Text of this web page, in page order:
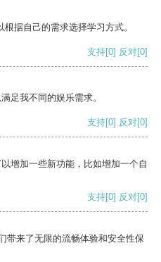
据自己的需求选择学习方式。
支持[0] 反对[0]
足我不同的娱乐需求。
支持[0] 反对[0]
增加一些新功能，比如增加一个自
支持[0] 反对[0]
带来了无限的流畅体验和安全性保